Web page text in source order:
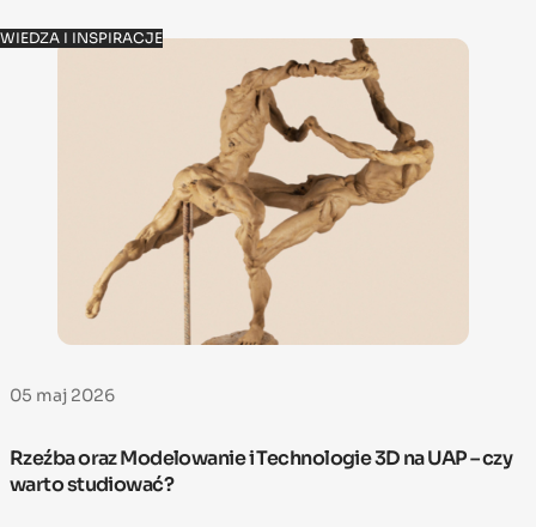
WIEDZA I INSPIRACJE
05 maj 2026
Rzeźba oraz Modelowanie i Technologie 3D na UAP – czy
warto studiować?